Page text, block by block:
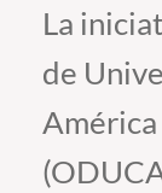
Admisión
Pregrado
Postgrado
La
de